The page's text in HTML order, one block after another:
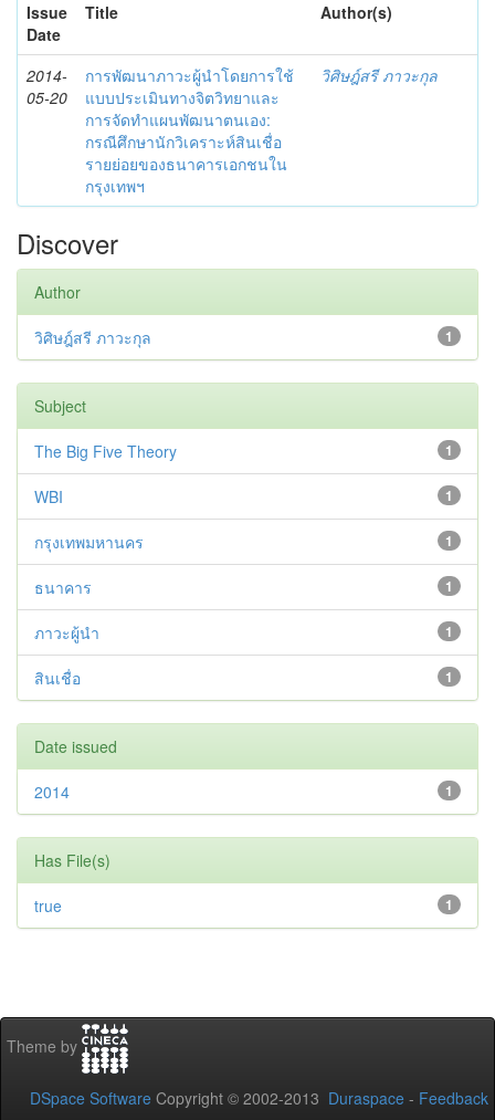
Issue
Date
Title Author(s)
2014-
05-20
การพัฒนาภาวะผู้นำโดยการใช้
แบบประเมินทางจิตวิทยาและ
การจัดทำแผนพัฒนาตนเอง:
กรณีศึกษานักวิเคราะห์สินเชื่อ
รายย่อยของธนาคารเอกชนใน
กรุงเทพฯ
วิศิษฎ์สรี ภาวะกุล
Discover
Author
1
วิศิษฎ์สรี ภาวะกุล
Subject
1
The Big Five Theory
1
WBI
1
กรุงเทพมหานคร
1
ธนาคาร
1
ภาวะผู้นำ
1
สินเชื่อ
Date issued
1
2014
Has File(s)
1
true
Theme by
DSpace Software Copyright © 2002-2013 Duraspace - Feedback